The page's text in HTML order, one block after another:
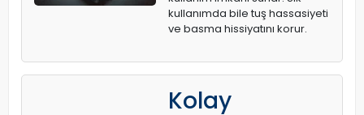
kullanımda bile tuş hassasiyeti
ve basma hissiyatını korur.
Kolay